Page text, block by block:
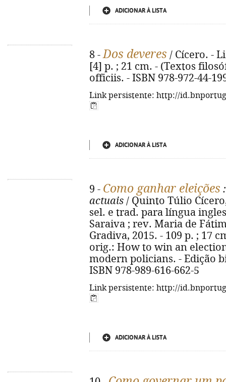
ADICIONAR À LISTA
8 -Dos deveres / Cícero. -
[4] p. ; 21 cm. - (Textos
officiis. - ISBN 978-972-44-
Link persistente: http://
ADICIONAR À LISTA
9 - Como ganhar eleições
actuais / Quinto Túlio
sel. e trad. para língua
Saraiva ; rev. Maria de
Gradiva, 2015. - 109 p. ; 17
orig.: How to win an
modern policians. - Edição
ISBN 978-989-616-662-5
Link persistente: http://
ADICIONAR À LISTA